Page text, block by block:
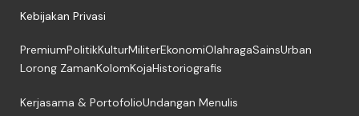
Kebijakan Privasi
PremiumPolitikKulturMiliterEkonomiOlahragaSainsUrban
Lorong ZamanKolomKojaHistoriografis
Kerjasama & PortofolioUndangan Menulis